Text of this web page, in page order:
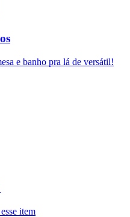
e banho pra lá de versátil!
item